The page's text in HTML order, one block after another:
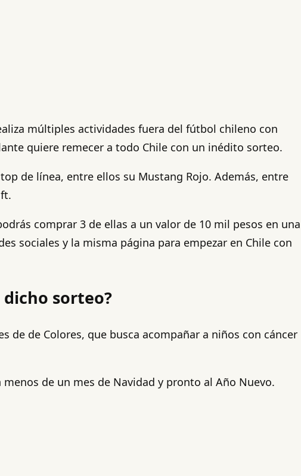
múltiples actividades fuera del fútbol chileno con
quiere remecer a todo Chile con un inédito sorteo.
de línea, entre ellos su Mustang Rojo. Además, entre
comprar 3 de ellas a un valor de 10 mil pesos en una
sociales y la misma página para empezar en Chile con
sorteo?
de de Colores, que busca acompañar a niños con cáncer
de un mes de Navidad y pronto al Año Nuevo.